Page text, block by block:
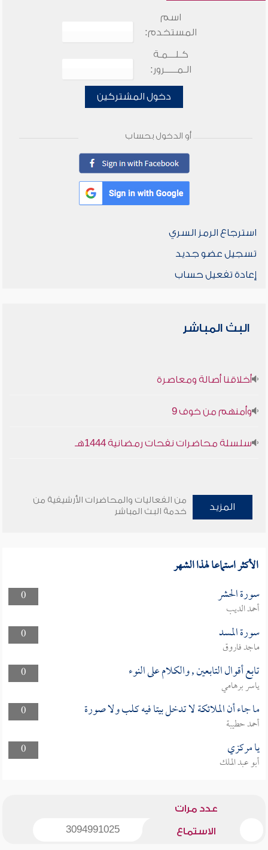
اسم
المستخدم:
كـلـــمـة
الـمـــــرور:
دخول المشتركين
أو الدخول بحساب
استرجاع الرمز السري
تسجيل عضو جديد
إعادة تفعيل حساب
البث المباشر
أخلاقنا أصالة ومعاصرة
وأمنهم من خوف 9
سلسلة محاضرات نفحات رمضانية 1444هـ
المزيد
من الفعاليات والمحاضرات الأرشيفية من
خدمة البث المباشر
الأكثر استماعا لهذا الشهر
0 سورة الحشر
أحمد الديب
0
سورة المسد
ماجد فاروق
0
تابع أقوال التابعين , والكلام على النوء
ياسر برهامي
0
ما جاء أن الملائكة لا تدخل بيتا فيه كلب ولا صورة
أحمد حطيبة
0
يا مركزي
أبو عبد الملك
عدد مرات
الاستماع 3094991025